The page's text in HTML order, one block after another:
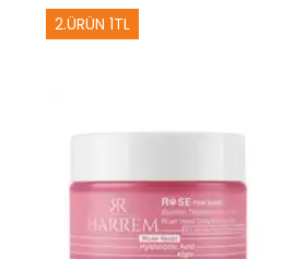
2.ÜRÜN 1TL